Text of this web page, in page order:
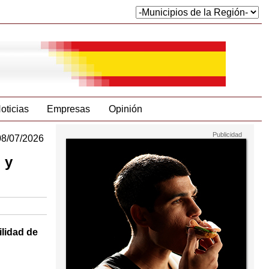
Empresas Opinión
07/2026
y
de